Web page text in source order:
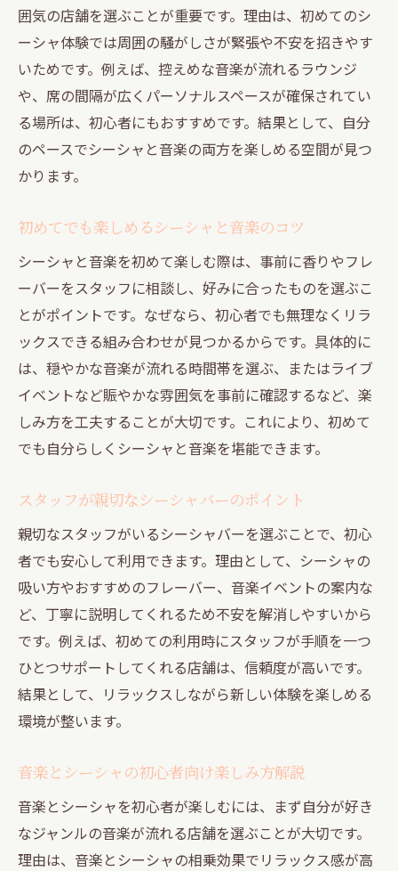
囲気の店舗を選ぶことが重要です。理由は、初めてのシ
ーシャ体験では周囲の騒がしさが緊張や不安を招きやす
いためです。例えば、控えめな音楽が流れるラウンジ
や、席の間隔が広くパーソナルスペースが確保されてい
る場所は、初心者にもおすすめです。結果として、自分
のペースでシーシャと音楽の両方を楽しめる空間が見つ
かります。
初めてでも楽しめるシーシャと音楽のコツ
シーシャと音楽を初めて楽しむ際は、事前に香りやフレ
ーバーをスタッフに相談し、好みに合ったものを選ぶこ
とがポイントです。なぜなら、初心者でも無理なくリラ
ックスできる組み合わせが見つかるからです。具体的に
は、穏やかな音楽が流れる時間帯を選ぶ、またはライブ
イベントなど賑やかな雰囲気を事前に確認するなど、楽
しみ方を工夫することが大切です。これにより、初めて
でも自分らしくシーシャと音楽を堪能できます。
スタッフが親切なシーシャバーのポイント
親切なスタッフがいるシーシャバーを選ぶことで、初心
者でも安心して利用できます。理由として、シーシャの
吸い方やおすすめのフレーバー、音楽イベントの案内な
ど、丁寧に説明してくれるため不安を解消しやすいから
です。例えば、初めての利用時にスタッフが手順を一つ
ひとつサポートしてくれる店舗は、信頼度が高いです。
結果として、リラックスしながら新しい体験を楽しめる
環境が整います。
音楽とシーシャの初心者向け楽しみ方解説
音楽とシーシャを初心者が楽しむには、まず自分が好き
なジャンルの音楽が流れる店舗を選ぶことが大切です。
理由は、音楽とシーシャの相乗効果でリラックス感が高